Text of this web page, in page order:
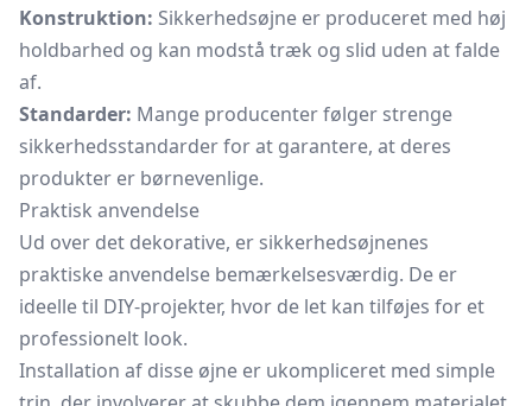
Konstruktion: Sikkerhedsøjne er produceret med høj
holdbarhed og kan modstå træk og slid uden at falde
af.
Standarder: Mange producenter følger strenge
sikkerhedsstandarder for at garantere, at deres
produkter er børnevenlige.
Praktisk anvendelse
Ud over det dekorative, er sikkerhedsøjnenes
praktiske anvendelse bemærkelsesværdig. De er
ideelle til DIY-projekter, hvor de let kan tilføjes for et
professionelt look.
Installation af disse øjne er ukompliceret med simple